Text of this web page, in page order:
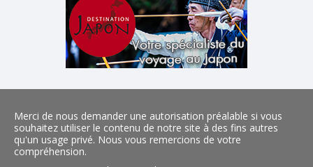
Merci de nous demander une autorisation préalable si vous
souhaitez utiliser le contenu de notre site à des fins autres
qu'un usage privé. Nous vous remercions de votre
compréhension.